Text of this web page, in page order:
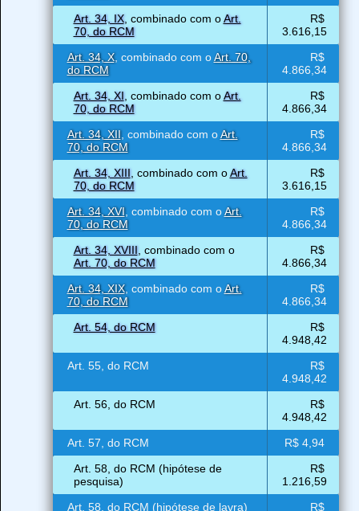
Art. 34, IX, combinado com oArt.
70, do RCM
R$
3.616,15
Art. 34, X, combinado com oArt. 70,
do RCM
R$
4.866,34
Art. 34, XI, combinado com oArt.
70, do RCM
R$
4.866,34
Art. 34, XII, combinado com oArt.
70, do RCM
R$
4.866,34
Art. 34, XIII, combinado com oArt.
70, do RCM
R$
3.616,15
Art. 34, XVI, combinado com oArt.
70, do RCM
R$
4.866,34
Art. 34, XVIII, combinado com o
Art. 70, do RCM
R$
4.866,34
Art. 34, XIX, combinado com oArt.
70, do RCM
R$
4.866,34
Art. 54, do RCM
R$
4.948,42
Art. 55, do RCM
R$
4.948,42
Art. 56, do RCM
R$
4.948,42
Art. 57, do RCM
R$ 4,94
Art. 58, do RCM (hipótese de
pesquisa)
R$
1.216,59
Art. 58, do RCM (hipótese de lavra)
R$